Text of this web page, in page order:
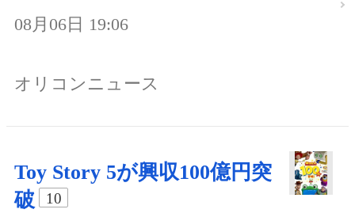
08月06日 19:06
オリコンニュース
Toy Story 5が興収100億円突
破
10